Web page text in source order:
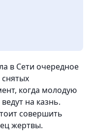
в Сети очередное
когда молодую
на казнь.
совершить
жертвы.